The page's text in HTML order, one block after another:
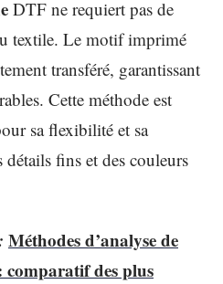
DTF ne requiert pas de
textile. Le motif imprimé
transféré, garantissant
Cette méthode est
sa flexibilité et sa
détails fins et des couleurs
Méthodes d’analyse de
comparatif des plus